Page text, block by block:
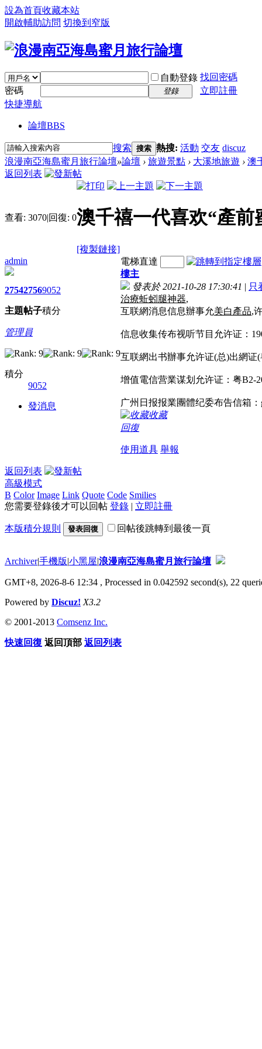
設為首頁收藏本站
開啟輔助訪問 切換到窄版
自動登錄 找回密碼
密碼
登錄
立即註冊
快捷導航
論壇BBS
搜索 搜索 熱搜: 活動 交友 discuz
浪漫南亞海島蜜月旅行論壇»論壇 › 旅遊景點 › 大溪地旅遊 › 澳
返回列表
查看: 3070|回復: 0澳千禧一代喜欢“產前
[複製鏈接]
admin
2754
主題
2756
帖子
9052
積分
管理員
積分
9052
發消息
電梯直達
樓主
發表於 2021-10-28 17:30:41 | 只
治療蚯蚓腿神器,
互联網消息信息辦事允美白產品,
信息收集传布视听节目允许证：
互联網出书辦事允许证(总)出網证(
增值電信营業谋划允许证：粤B2-
广州日报报業團體纪委布告信箱：
收藏
回復
使用道具 舉報
返回列表
高級模式
B Color Image Link Quote Code Smilies
您需要登錄後才可以回帖 登錄 | 立即註冊
本版積分規則 發表回復 回帖後跳轉到最後一頁
Archiver|手機版|小黑屋|浪漫南亞海島蜜月旅行論壇
GMT+8, 2026-8-6 12:34 , Processed in 0.042592 second(s), 22
Powered by Discuz! X3.2
© 2001-2013 Comsenz Inc.
快速回復 返回頂部 返回列表